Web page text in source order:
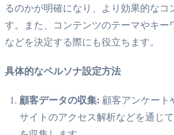
るのかが明確になり、より効果的なコ
す。また、コンテンツのテーマやキー
などを決定する際にも役立ちます。
具体的なペルソナ設定方法
顧客データの収集: 顧客アンケート
サイトのアクセス解析などを通じ